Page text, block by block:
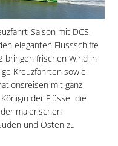
Saison mit DCS -
eleganten Flussschiffe
bringen frischen Wind in
Kreuzfahrten sowie
mit ganz
der Flüsse  die
der malerischen
und Osten zu